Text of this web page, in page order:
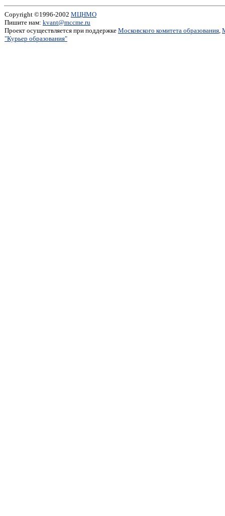
Copyright ©1996-2002 МЦНМО
Пишите нам: kvant@mccme.ru
Проект осуществляется при поддержке Московского комитета образования,
"Курьер образования"